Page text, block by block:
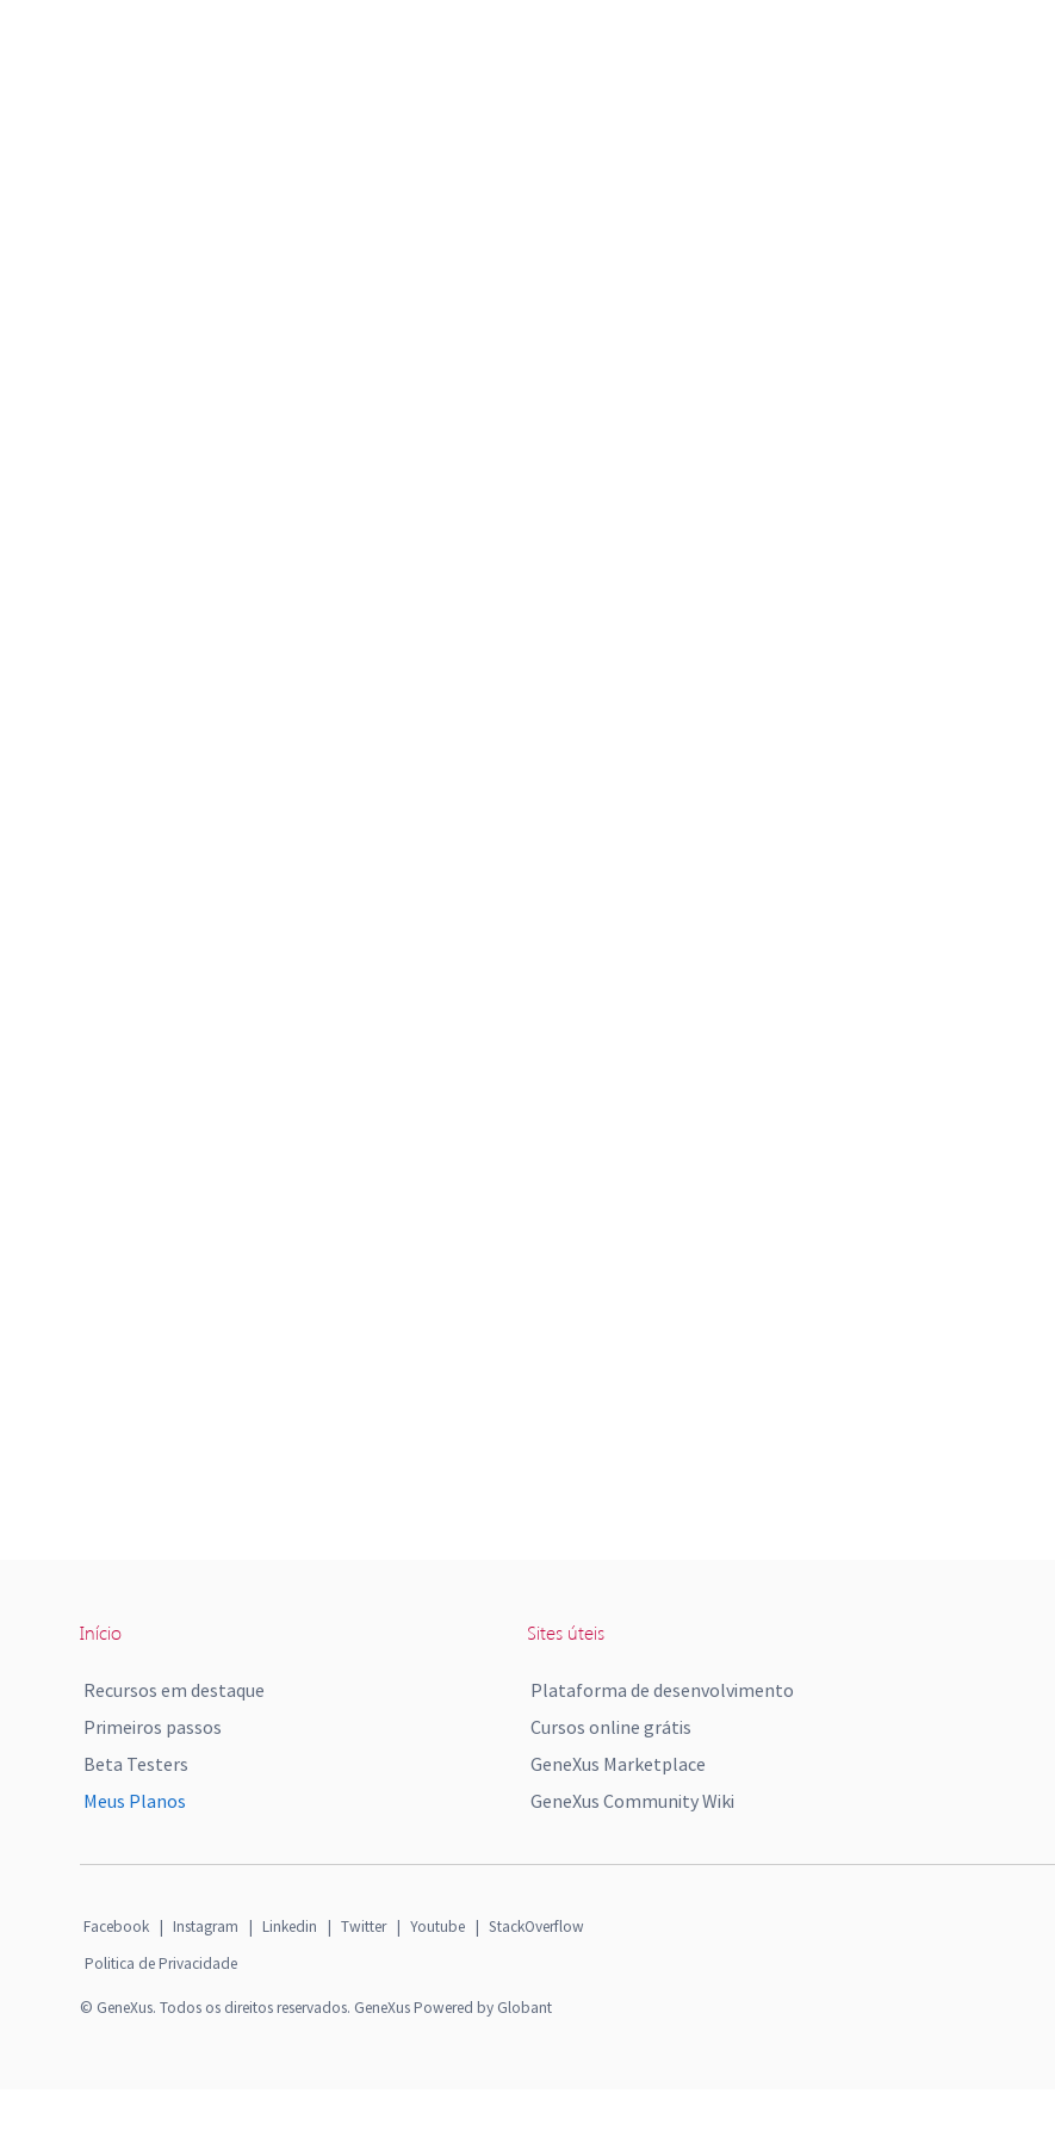
Início
Recursos em destaque
Primeiros passos
Beta Testers
Meus Planos
Sites úteis
Plataforma de desenvolvimento
Cursos online grátis
GeneXus Marketplace
GeneXus Community Wiki
Facebook | Instagram | Linkedin | Twitter | Youtube | StackOverflow
Politica de Privacidade
© GeneXus. Todos os direitos reservados. GeneXus Powered by Globant